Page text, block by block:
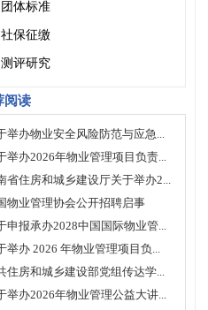
团体标准
社保征缴
测评研究
阅读
举办物业安全风险防范与应急...
举办2026年物业管理项目负责...
省住房和城乡建设厅关于举办2...
物业管理协会公开招聘启事
申报承办2028中国国际物业管...
举办 2026 年物业管理项目负...
住房和城乡建设部党组传达学...
举办2026年物业管理公益大讲...